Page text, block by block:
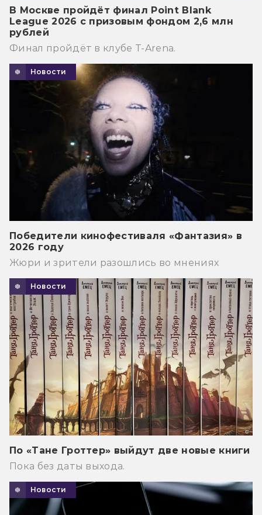
В Москве пройдёт финал Point Blank
League 2026 с призовым фондом 2,6 млн
рублей
Финал пройдёт в клубе T-Arena.
Новости
Победители кинофестиваля «Фантазия» в
2026 году
Жюри и зрители разошлись во мнениях
Новости
По «Тане Гроттер» выйдут две новые книги
Пока без даты выхода.
Новости